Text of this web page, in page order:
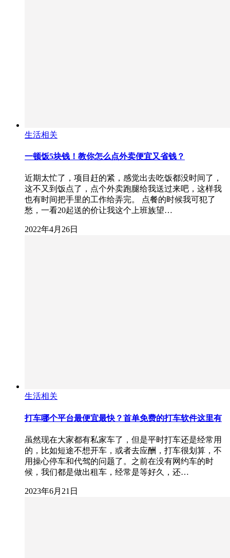
生活相关
一顿饭5块钱！教你怎么点外卖便宜又省钱？
近期太忙了，项目赶的紧，感觉出去吃饭都没时间了，
这不又到饭点了，点个外卖跑腿给我送过来吧，这样我
也有时间把手里的工作给弄完。 点餐的时候我可犯了
愁，一看20起送的价让我这个上班族望…
2022年4月26日
生活相关
打车哪个平台最便宜最快？首单免费的打车软件这里有
虽然现在大家都有私家车了，但是平时打车还是经常用
的，比如短途不想开车，或者去应酬，打车很划算，不
用操心停车和代驾的问题了。之前在没有网约车的时
候，我们都是做出租车，经常是等好久，还…
2023年6月21日